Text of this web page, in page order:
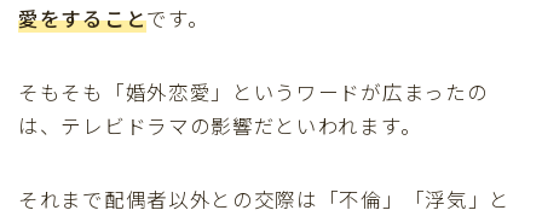
愛をすることです。
そもそも「婚外恋愛」というワードが広まったの
は、テレビドラマの影響だといわれます。
それまで配偶者以外との交際は「不倫」「浮気」と